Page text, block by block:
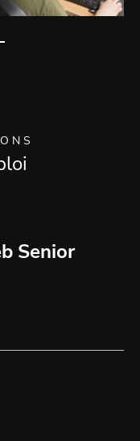
Senior